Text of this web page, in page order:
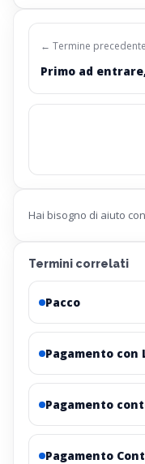
← Termine precedente
Primo ad
Hai bisogno di aiuto
Termini correlati
Pacco
Pagamento con
Pagamento
Pagamento